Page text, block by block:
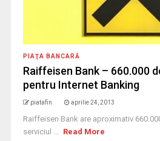
PIAŢA BANCARĂ
Raiffeisen Bank – 660.000
pentru Internet Banking
piatafin aprilie 24, 2013
Raiffeisen Bank are aproximativ
serviciul ... Read More